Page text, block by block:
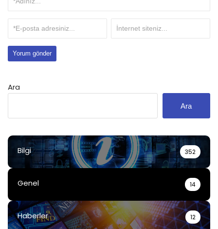
Ara
Ara
Bilgi 352
Genel 14
Haberler 12